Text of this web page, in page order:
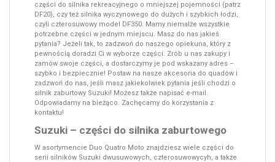
części do silnika rekreacyjnego o mniejszej pojemności (patrz
DF20), czy też silnika wyczynowego do dużych i szybkich łodzi,
czyli czterosuwowy model DF350. Mamy niemalże wszystkie
potrzebne części w jednym miejscu. Masz do nas jakieś
pytania? Jeżeli tak, to zadzwoń do naszego opiekuna, który z
pewnością doradzi Ci w wyborze części. Zrób u nas zakupy i
zamów swoje części, a dostarczymy je pod wskazany adres –
szybko i bezpiecznie! Postaw na nasze akcesoria do quadów i
zadzwoń do nas, jeśli masz jakiekolwiek pytania jeśli chodzi o
silnik zaburtowy Suzuki! Możesz także napisać e-mail.
Odpowiadamy na bieżąco. Zachęcamy do korzystania z
kontaktu!
Suzuki – części do silnika zaburtowego
W asortymencie Duo Quatro Moto znajdziesz wiele części do
serii silników Suzuki dwusuwowych, czterosuwowycyh, a także